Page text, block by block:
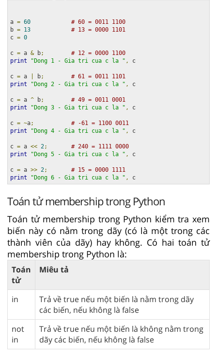
a = 60
# 60 = 0011 1100
b = 13
# 13 = 0000 1101
c = 0
c = a & b;
# 12 = 0000 1100
print
"Dong 1 - Gia tri cua c la " , c
c = a b;
# 61 = 0011 1101
print
"Dong 2 - Gia tri cua c la " , c
c = a ^ b;
# 49 = 0011 0001
print
"Dong 3 - Gia tri cua c la " , c
c = ~a;
# -61 = 1100 0011
print
"Dong 4 - Gia tri cua c la " , c
c = a << 2;
# 240 = 1111 0000
print
"Dong 5 - Gia tri cua c la " , c
c = a >> 2;
# 15 = 0000 1111
print
"Dong 6 - Gia tri cua c la " , c
Toán tử membership trong Python
Toán tử membership trong Python kiểm tra xem
biến này có nằm trong dãy (có là một trong các
thành viên của dãy) hay không. Có hai toán tử
membership trong Python là:
Toán
tử
Miêu tả
in
Trả về true nếu một biến là nằm trong dãy
các biến, nếu không là false
not
in
Trả về true nếu một biến là không nằm trong
dãy các biến, nếu không là false